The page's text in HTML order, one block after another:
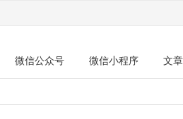
微信公众号 微信小程序 文